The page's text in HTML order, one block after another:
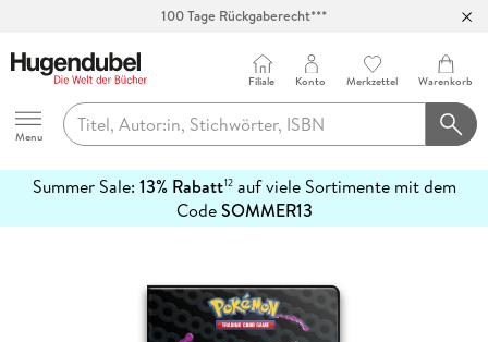
100 Tage Rückgaberecht***
Hugendubel
Menu
Filiale Konto Merkzettel Warenkorb
Summer Sale: 13% Rabatt12auf viele Sortimente mit dem
CodeSOMMER13
erfahren